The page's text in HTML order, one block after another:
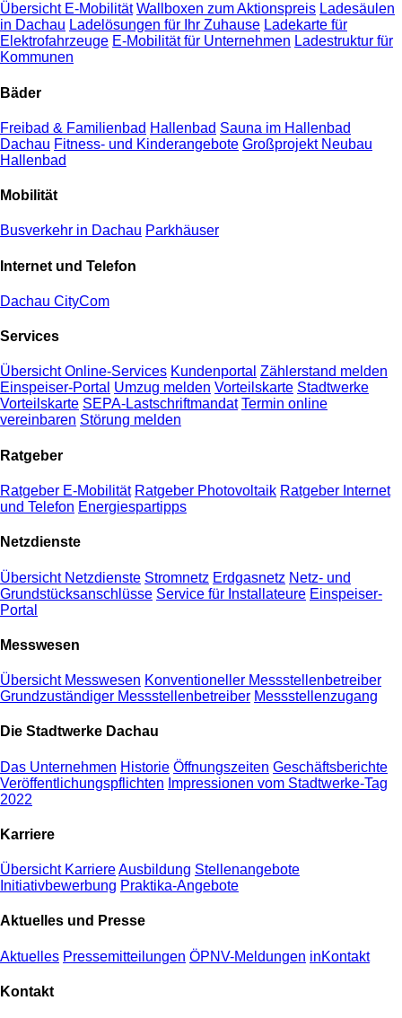
Übersicht E-Mobilität Wallboxen zum Aktionspreis Ladesäulen
in Dachau Ladelösungen für Ihr Zuhause Ladekarte für
Elektrofahrzeuge E-Mobilität für Unternehmen Ladestruktur für
Kommunen
Bäder
Freibad & Familienbad Hallenbad Sauna im Hallenbad
Dachau Fitness- und Kinderangebote Großprojekt Neubau
Hallenbad
Mobilität
Busverkehr in Dachau Parkhäuser
Internet und Telefon
Dachau CityCom
Services
Übersicht Online-Services Kundenportal Zählerstand melden
Einspeiser-Portal Umzug melden Vorteilskarte Stadtwerke
Vorteilskarte SEPA-Lastschriftmandat Termin online
vereinbaren Störung melden
Ratgeber
Ratgeber E-Mobilität Ratgeber Photovoltaik Ratgeber Internet
und Telefon Energiespartipps
Netzdienste
Übersicht Netzdienste Stromnetz Erdgasnetz Netz- und
Grundstücksanschlüsse Service für Installateure Einspeiser-
Portal
Messwesen
Übersicht Messwesen Konventioneller Messstellenbetreiber
Grundzuständiger Messstellenbetreiber Messstellenzugang
Die Stadtwerke Dachau
Das Unternehmen Historie Öffnungszeiten Geschäftsberichte
Veröffentlichungspflichten Impressionen vom Stadtwerke-Tag
2022
Karriere
Übersicht KarriereAusbildung Stellenangebote
Initiativbewerbung Praktika-Angebote
Aktuelles und Presse
Aktuelles Pressemitteilungen ÖPNV-Meldungen inKontakt
Kontakt